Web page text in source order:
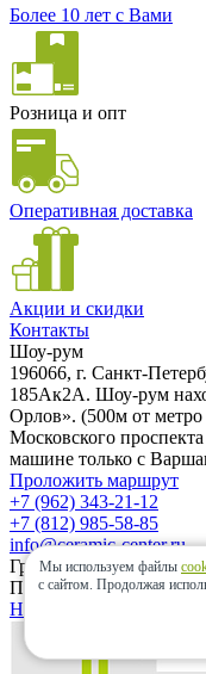
Более 10 лет с Вами
Розница и опт
Оперативная доставка
Акции и скидки
Контакты
Шоу-рум
196066, г. Санкт-
185Ак2А. Шоу-рум
Орлов». (500м от
Московского
машине только с
Проложить маршрут
+7 (962) 343-21-12
+7 (812) 985-58-85
info@ceramic-center.ru
График работы шоу-
Понедельник —
Найти шоу-рум быстро
Мы используем файлы
с сайтом. Продолжая